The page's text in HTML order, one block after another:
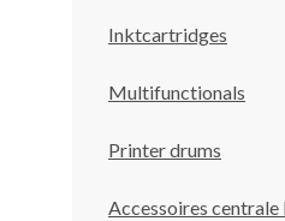
Inktcartridges
Multifunctionals
Printer drums
Accessoires